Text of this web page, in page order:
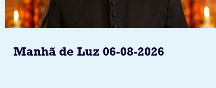
Manhã de Luz 06-08-2026